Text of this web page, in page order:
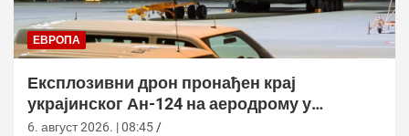
ЕВРОПА
Експлозивни дрон пронађен крај
украјинског Ан-124 на аеродрому у
Лајпцигу
6. август 2026. | 08:45